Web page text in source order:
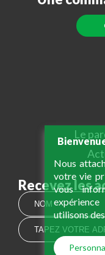
Nous
votre vie
vous
utilisons
Le
Recevez les